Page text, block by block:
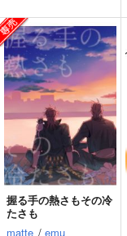
握る手の熱さもその冷
たさも
matte / emu